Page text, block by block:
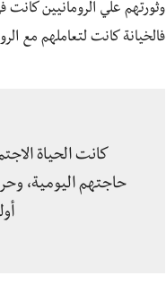
وثورتهم علي الرومانيين كانت
فالخيانة كانت لتعاملهم مع
كانت الحياة
حاجتهم اليومية،